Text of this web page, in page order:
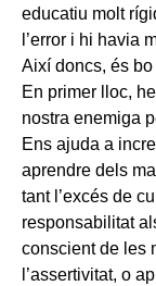
educatiu molt
l’error i hi havia
Així doncs, és
En primer lloc,
nostra enemiga
Ens ajuda a
aprendre dels
tant l’excés de
responsabilitat
conscient de les
l’assertivitat, o